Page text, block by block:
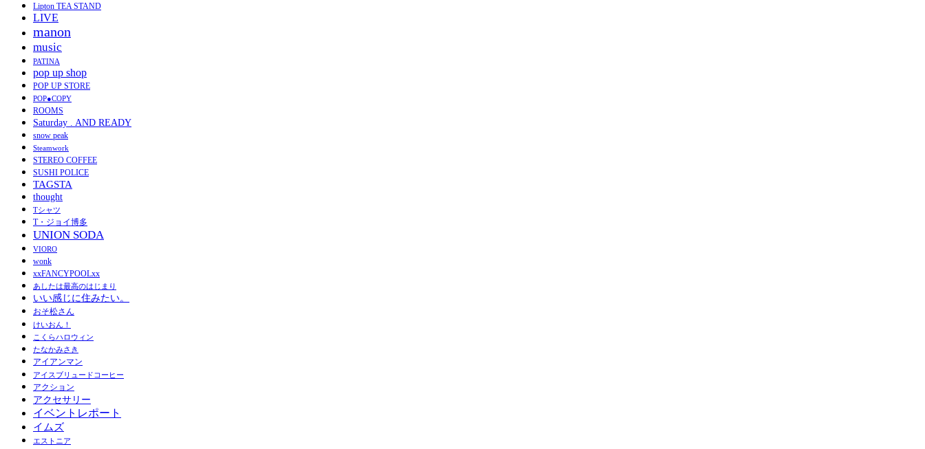
Lipton TEA STAND
LIVE
manon
music
PATINA
pop up shop
POP UP STORE
POP●COPY
ROOMS
Saturday . AND READY
snow peak
Steamwork
STEREO COFFEE
SUSHI POLICE
TAGSTA
thought
Tシャツ
T・ジョイ博多
UNION SODA
VIORO
wonk
xxFANCYPOOLxx
あしたは最高のはじまり
いい感じに住みたい。
おそ松さん
けいおん！
こくらハロウィン
たなかみさき
アイアンマン
アイスブリュードコーヒー
アクション
アクセサリー
イベントレポート
イムズ
エストニア